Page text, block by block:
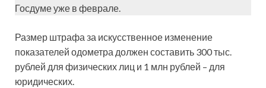
Госдуме уже в феврале.
Размер штрафа за искусственное изменение
показателей одометра должен составить 300 тыс.
рублей для физических лиц и 1 млн рублей – для
юридических.